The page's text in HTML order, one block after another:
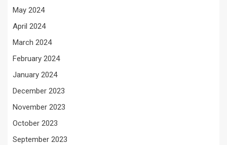
May 2024
April 2024
March 2024
February 2024
January 2024
December 2023
November 2023
October 2023
September 2023